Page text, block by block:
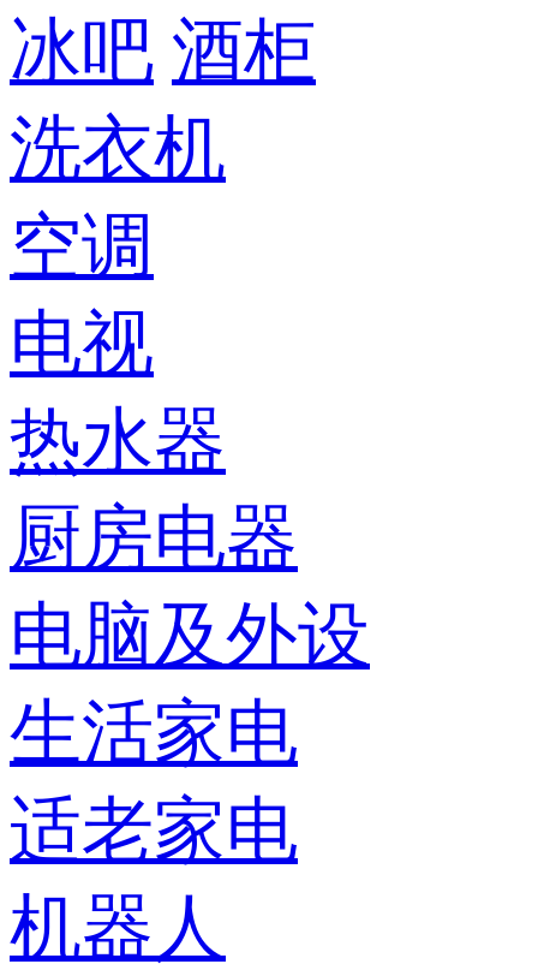
冰吧 酒柜
洗衣机
空调
电视
热水器
厨房电器
电脑及外设
生活家电
适老家电
机器人